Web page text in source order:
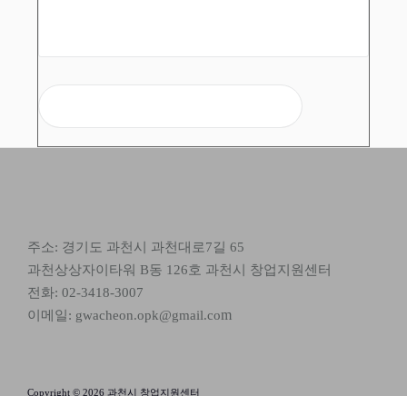
주소: 경기도 과천시 과천대로7길 65
과천상상자이타워 B동 126호 과천시 창업지원센터
전화: 02-3418-3007
이메일: gwacheon.opk@gmail.com
Copyright © 2026 과천시 창업지원센터